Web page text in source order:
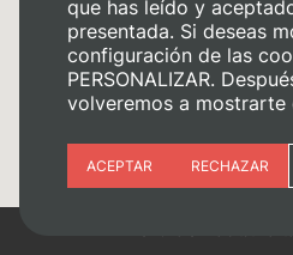
que has leído y
presentada. Si deseas
configuración de las
PERSONALIZAR.
volveremos a mostrarte
Esenciales
ACEPTAR RECHAZAR